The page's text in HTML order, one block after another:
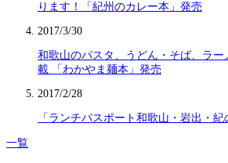
ります！「紀州のカレー本」発売
2017/3/30
和歌山のパスタ、うどん・そば、ラー
載 「わかやま麺本」発売
2017/2/28
「ランチパスポート和歌山・岩出・
一覧